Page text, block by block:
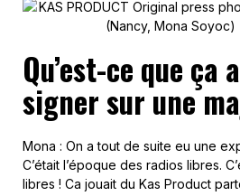
Qu’est-ce que ça
signer sur une
Mona : On a tout de suite eu une
C’était l’époque des radios libres.
libres ! Ca jouait du Kas Product